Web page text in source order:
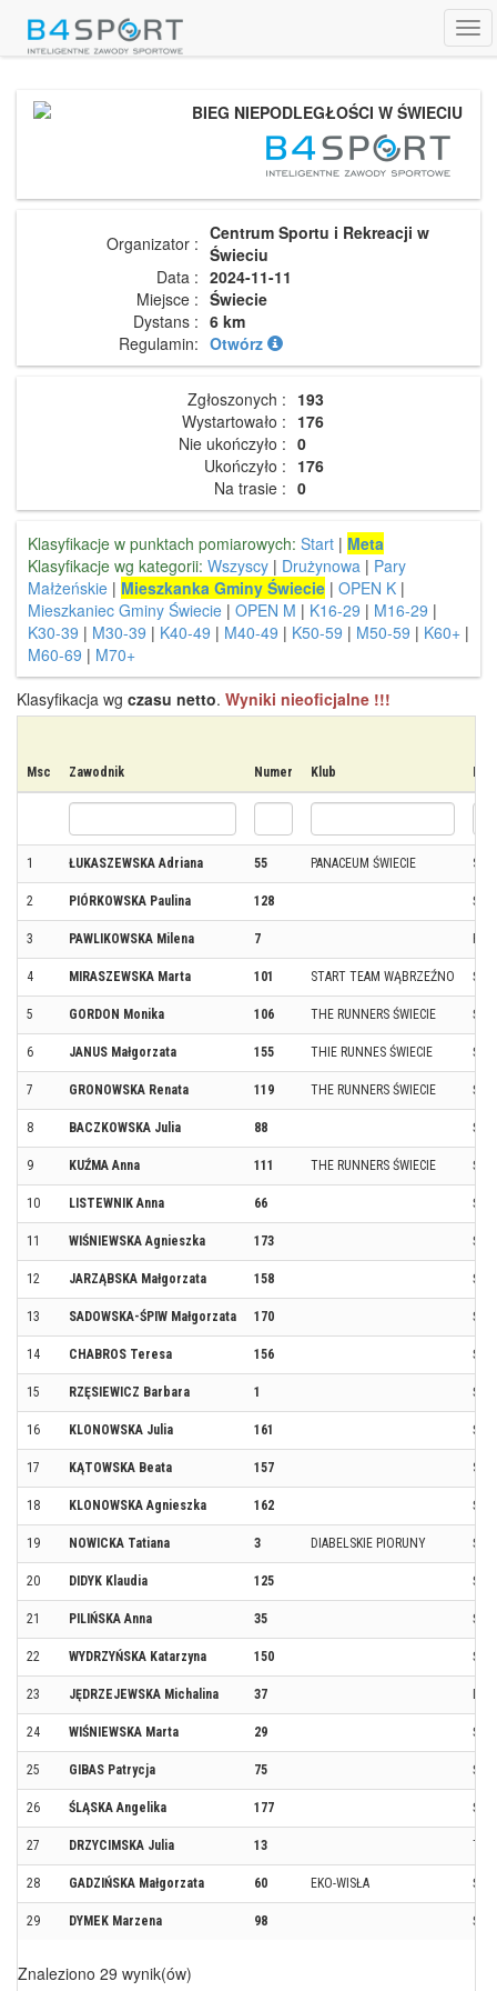
BIEG NIEPODLEGŁOŚCI W ŚWIECIU
Organizator : Centrum Sportu i Rekreacji w
Świeciu
Data : 2024-11-11
Miejsce : Świecie
Dystans : 6 km
Regulamin: Otwórz
Zgłoszonych : 193
Wystartowało : 176
Nie ukończyło : 0
Ukończyło : 176
Na trasie : 0
Klasyfikacje w punktach pomiarowych: Start | Meta
Klasyfikacje wg kategorii: Wszyscy | Drużynowa | Pary
Małżeńskie | Mieszkanka Gminy Świecie | OPEN K |
Mieszkaniec Gminy Świecie | OPEN M | K16-29 | M16-29 |
K30-39 | M30-39 | K40-49 | M40-49 | K50-59 | M50-59 | K60+ |
M60-69 | M70+
Klasyfikacja wg czasu netto. Wyniki nieoficjalne !!!
Msc Zawodnik Numer Klub
1 ŁUKASZEWSKA Adriana 55 PANACEUM ŚWIECIE
2 PIÓRKOWSKA Paulina 128
3 PAWLIKOWSKA Milena 7
4 MIRASZEWSKA Marta 101 START TEAM WĄBRZEŹNO
5 GORDON Monika 106 THE RUNNERS ŚWIECIE
6 JANUS Małgorzata 155 THIE RUNNES ŚWIECIE
7 GRONOWSKA Renata 119 THE RUNNERS ŚWIECIE
8 BACZKOWSKA Julia 88
9 KUŹMA Anna 111 THE RUNNERS ŚWIECIE
10 LISTEWNIK Anna 66
11 WIŚNIEWSKA Agnieszka 173
12 JARZĄBSKA Małgorzata 158
13 SADOWSKA-ŚPIW Małgorzata 170
14 CHABROS Teresa 156
15 RZĘSIEWICZ Barbara 1
16 KLONOWSKA Julia 161
17 KĄTOWSKA Beata 157
18 KLONOWSKA Agnieszka 162
19 NOWICKA Tatiana 3 DIABELSKIE PIORUNY
20 DIDYK Klaudia 125
21 PILIŃSKA Anna 35
22 WYDRZYŃSKA Katarzyna 150
23 JĘDRZEJEWSKA Michalina 37
24 WIŚNIEWSKA Marta 29
25 GIBAS Patrycja 75
26 ŚLĄSKA Angelika 177
27 DRZYCIMSKA Julia 13
28 GADZIŃSKA Małgorzata 60 EKO-WISŁA
29 DYMEK Marzena 98
Znaleziono 29 wynik(ów)